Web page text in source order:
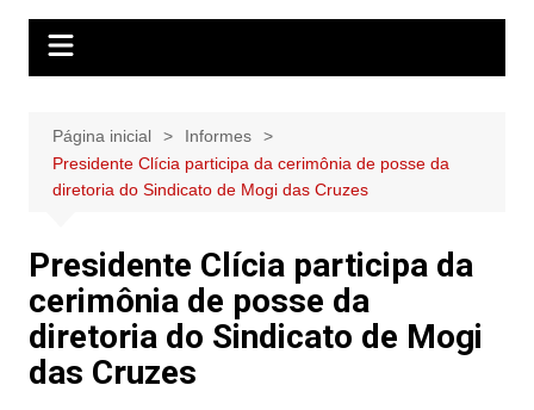
Página inicial
Informes
Presidente Clícia participa da cerimônia de posse da
diretoria do Sindicato de Mogi das Cruzes
Presidente Clícia participa da
cerimônia de posse da
diretoria do Sindicato de Mogi
das Cruzes